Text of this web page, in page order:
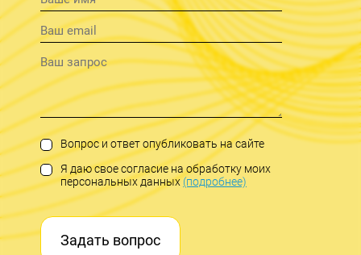
Вопрос и ответ опубликовать на сайте
Я даю свое согласие на обработку моих
персональных данных(подробнее)
Задать вопрос